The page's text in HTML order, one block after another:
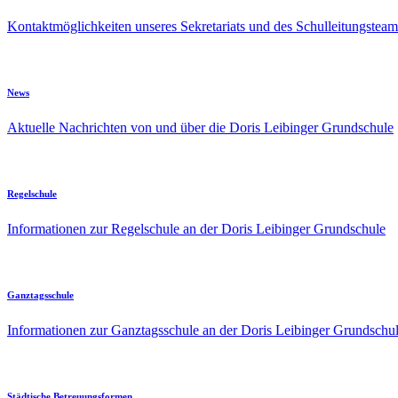
Kontaktmöglichkeiten unseres Sekretariats und des
News
Aktuelle Nachrichten von und über die Doris Leibinger Grundschule
Regelschule
Informationen zur Regelschule an der Doris Leibinger Grundschule
Ganztagsschule
Informationen zur Ganztagsschule an der Doris Leibinger